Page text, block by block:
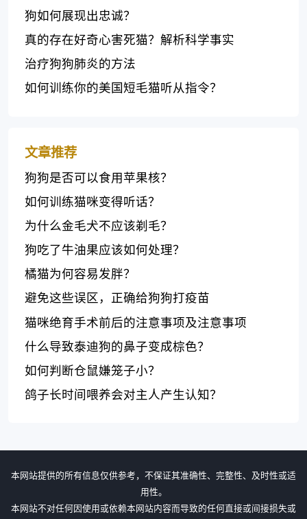
狗如何展现出忠诚？
真的存在好奇心害死猫？解析科学事实
治疗狗狗肺炎的方法
如何训练你的美国短毛猫听从指令？
文章推荐
狗狗是否可以食用苹果核？
如何训练猫咪变得听话？
为什么金毛犬不应该剃毛？
狗吃了牛油果应该如何处理？
橘猫为何容易发胖？
避免这些误区，正确给狗狗打疫苗
猫咪绝育手术前后的注意事项及注意事项
什么导致泰迪狗的鼻子变成棕色？
如何判断仓鼠嫌笼子小？
鸽子长时间喂养会对主人产生认知？
本网站提供的所有信息仅供参考，不保证其准确性、完整性、及时性或适
用性。
本网站不对任何因使用或依赖本网站内容而导致的任何直接或间接损失或